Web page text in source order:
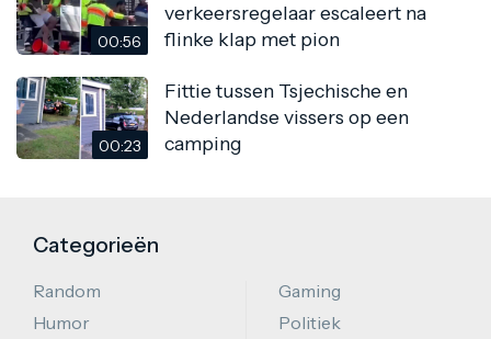
00:56
verkeersregelaar escaleert na
flinke klap met pion
00:23
Fittie tussen Tsjechische en
Nederlandse vissers op een
camping
Categorieën
Random
Humor
Gaming
Politiek